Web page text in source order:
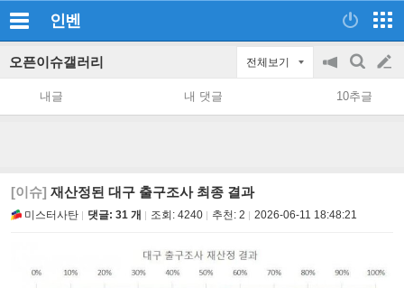
인벤
오픈이슈갤러리 전체보기
공
지
on/off
검
색
글
쓰
내글 내 댓글 10추글
[이슈] 재산정된 대구 출구조사 최종 결과
미스터사탄 댓글: 31 개 조회: 4240 추천: 2 2026-06-11 18:48:21